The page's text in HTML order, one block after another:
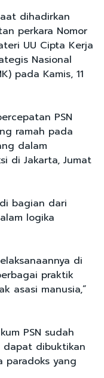
dihadirkan
perkara Nomor
UU Cipta Kerja
Nasional
pada Kamis, 11
PSN
ramah pada
dalam
di Jakarta, Jumat
bagian dari
logika
di
praktik
asasi manusia,”
PSN sudah
dapat dibuktikan
paradoks yang